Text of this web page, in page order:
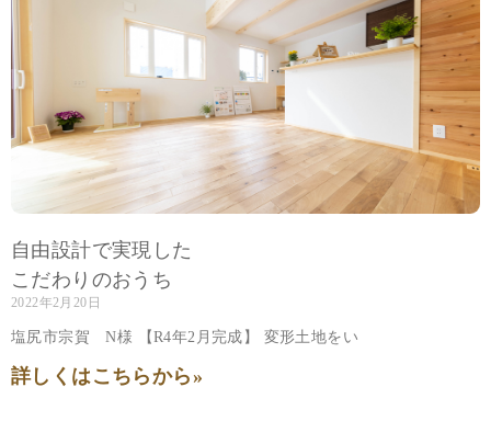
自由設計で実現した
こだわりのおうち
2022年2月20日
塩尻市宗賀 N様 【R4年2月完成】 変形土地をい
詳しくはこちらから»